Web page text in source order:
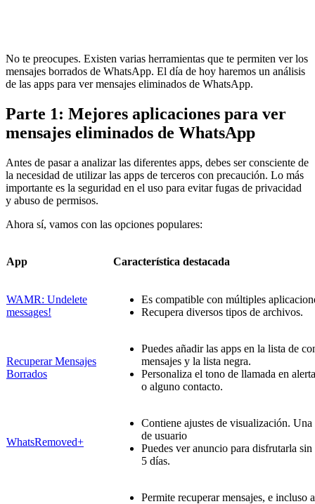
No te preocupes. Existen varias herramientas que te permiten ver los
mensajes borrados de WhatsApp. El día de hoy haremos un análisis
de las apps para ver mensajes eliminados de WhatsApp.
Parte 1: Mejores aplicaciones para ver
mensajes eliminados de WhatsApp
Antes de pasar a analizar las diferentes apps, debes ser consciente de
la necesidad de utilizar las apps de terceros con precaución. Lo más
importante es la seguridad en el uso para evitar fugas de privacidad
y abuso de permisos.
Ahora sí, vamos con las opciones populares:
App Característica destacada
WAMR: Undelete
messages!
Es compatible con múltiples
Recupera diversos tipos de archivos.
Recuperar Mensajes
Borrados
Puedes añadir las apps en la lista de
mensajes y la lista negra.
Personaliza el tono de llamada en
o alguno contacto.
WhatsRemoved+
Contiene ajustes de visualización.
de usuario
Puedes ver anuncio para disfrutarla
5 días.
Permite recuperar mensajes, e incluso